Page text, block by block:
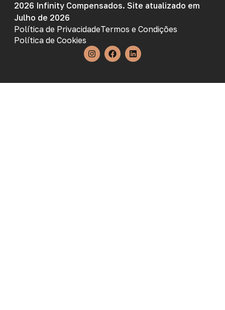
2026 Infinity Compensados. Site atualizado em
Julho de 2026
Política de PrivacidadeTermos e Condições
Política de Cookies